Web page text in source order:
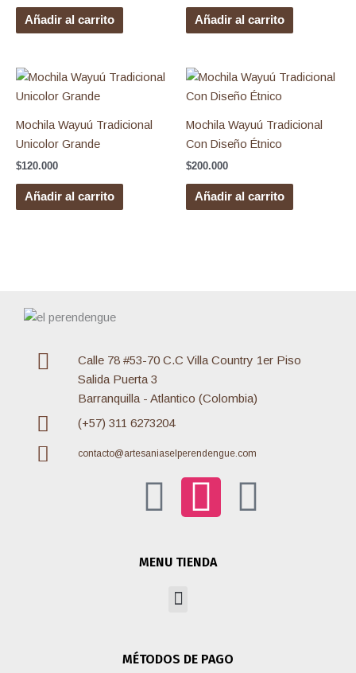
Añadir al carrito Añadir al carrito
Mochila Wayuú Tradicional
Unicolor Grande
$120.000
Añadir al carrito
Mochila Wayuú Tradicional
Con Diseño Étnico
$200.000
Añadir al carrito
Calle 78 #53-70 C.C Villa Country 1er Piso
Salida Puerta 3
Barranquilla - Atlantico (Colombia)
(+57) 311 6273204
contacto@artesaniaselperendengue.com
F
a
I
n
W
MENU TIENDA
Menu
MÉTODOS DE PAGO